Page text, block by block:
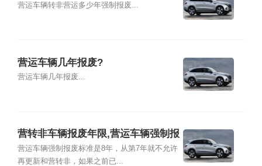
营运车辆转非营运多少年强制报废...
营运车辆几年报废?
营运车辆几年报废...
营转非车辆报废年限,营运车辆强制报
废标准
营运车辆强制报废标准是8年，从第7年就不允许
再更新和营转非，如果之前已...